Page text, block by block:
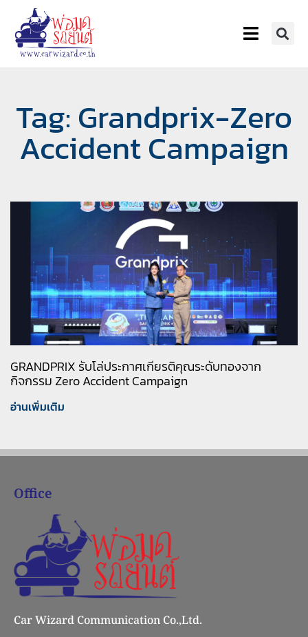
Tag: Grandprix-Zero
Accident Campaign
GRANDPRIX รับโล่ประกาศเกียรติคุณระดับทองจาก
กิจกรรม Zero Accident Campaign
อ่านเพิ่มเติม
Office
Car Wizard Communication Co.,Ltd.